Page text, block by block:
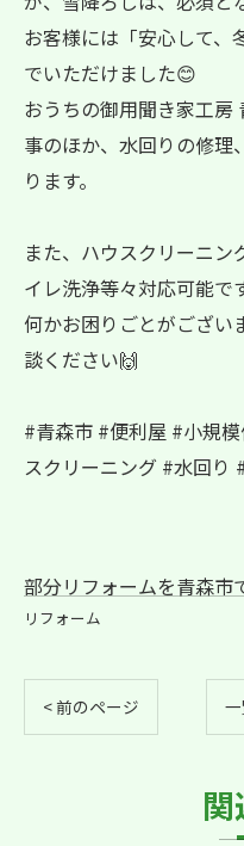
お客様には「安心して、
でいただけました😊
おうちの御用聞き家工房
事のほか、水回りの修理
ります。
また、ハウスクリーニン
イレ洗浄等々対応可能で
何かお困りごとがござい
談ください🙌
#青森市 #便利屋 #小規
スクリーニング #水回り
部分リフォームを青森市
リフォーム
< 前のページ